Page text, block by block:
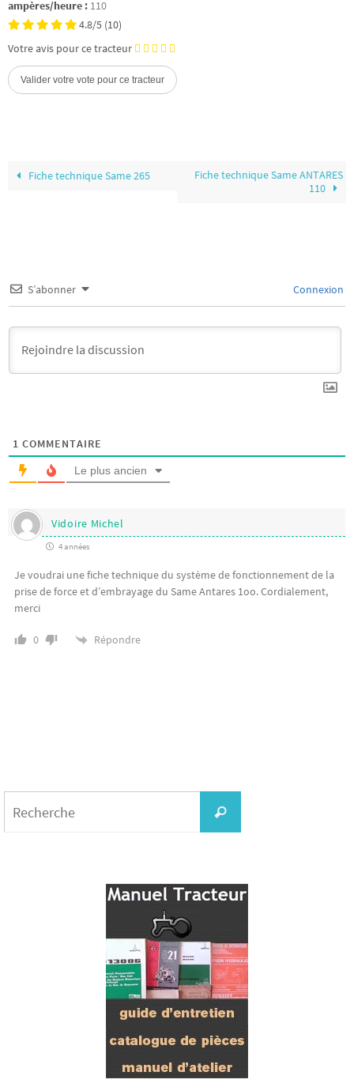
ampères/heure : 110
4.8/5 (10)
Votre avis pour ce tracteur
Fiche technique Same 265
Fiche technique Same ANTARES
110
S’abonner Connexion
1 COMMENTAIRE
Le plus ancien
Vidoire Michel
4 années
Je voudrai une fiche technique du système de fonctionnement de la
prise de force et d’embrayage du Same Antares 1oo. Cordialement,
merci
0 Répondre
Recherche